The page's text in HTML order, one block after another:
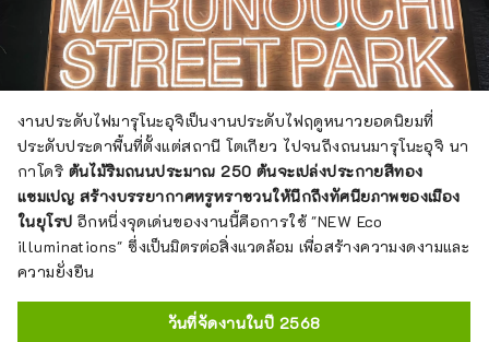
งานประดับไฟมารุโนะอุจิเป็นงานประดับไฟฤดูหนาวยอดนิยมที่
ประดับประดาพื้นที่ตั้งแต่สถานี โตเกียว ไปจนถึงถนนมารุโนะอุจิ นา
กาโดริ ต้นไม้ริมถนนประมาณ 250 ต้นจะเปล่งประกายสีทอง
แชมเปญ สร้างบรรยากาศหรูหราชวนให้นึกถึงทัศนียภาพของเมือง
ในยุโรป อีกหนึ่งจุดเด่นของงานนี้คือการใช้ "NEW Eco
illuminations" ซึ่งเป็นมิตรต่อสิ่งแวดล้อม เพื่อสร้างความงดงามและ
ความยั่งยืน
วันที่จัดงานในปี 2568